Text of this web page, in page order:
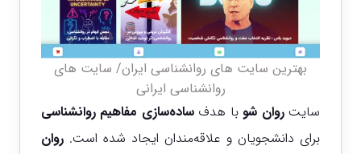
بهترین سایت های روانشناسی ایران/ سایت های
روانشناسی ایرانی
سایتروان شوبا هدفساده‌سازی مفاهیم روانشناسی
برای دانشجویان و علاقه‌مندان ایجاد شده است. روان